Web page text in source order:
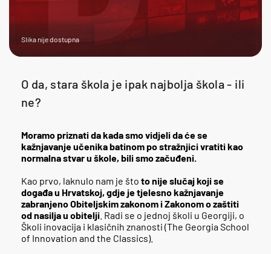
Slika nije dostupna
O da, stara škola je ipak najbolja škola - ili
ne?
Moramo priznati da kada smo vidjeli da će se
kažnjavanje učenika batinom po stražnjici vratiti kao
normalna stvar u škole, bili smo začuđeni.
Kao prvo, laknulo nam je što to nije slučaj koji se
događa u Hrvatskoj, gdje je tjelesno kažnjavanje
zabranjeno Obiteljskim zakonom i Zakonom o zaštiti
od nasilja u obitelji . Radi se o jednoj školi u Georgiji, o
Školi inovacija i klasičnih znanosti (The Georgia School
of Innovation and the Classics).